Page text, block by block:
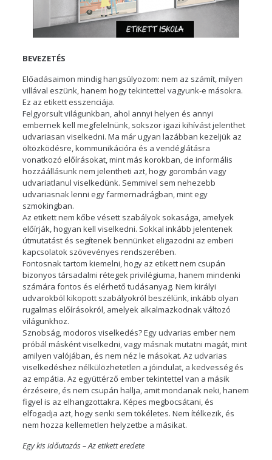
BEVEZETÉS
Előadásaimon mindig hangsúlyozom: nem az számít, milyen
villával eszünk, hanem hogy tekintettel vagyunk-e másokra.
Ez az etikett esszenciája.
Felgyorsult világunkban, ahol annyi helyen és annyi
embernek kell megfelelnünk, sokszor igazi kihívást jelenthet
udvariasan viselkedni. Ma már ugyan lazábban kezeljük az
öltözködésre, kommunikációra és a vendéglátásra
vonatkozó előírásokat, mint más korokban, de informális
hozzáállásunk nem jelentheti azt, hogy gorombán vagy
udvariatlanul viselkedünk. Semmivel sem nehezebb
udvariasnak lenni egy farmernadrágban, mint egy
szmokingban.
Az etikett nem kőbe vésett szabályok sokasága, amelyek
előírják, hogyan kell viselkedni. Sokkal inkább jelentenek
útmutatást és segítenek bennünket eligazodni az emberi
kapcsolatok szövevényes rendszerében.
Fontosnak tartom kiemelni, hogy az etikett nem csupán
bizonyos társadalmi rétegek privilégiuma, hanem mindenki
számára fontos és elérhető tudásanyag. Nem királyi
udvarokból kikopott szabályokról beszélünk, inkább olyan
rugalmas előírásokról, amelyek alkalmazkodnak változó
világunkhoz.
Sznobság, modoros viselkedés? Egy udvarias ember nem
próbál másként viselkedni, vagy másnak mutatni magát, mint
amilyen valójában, és nem néz le másokat. Az udvarias
viselkedéshez nélkülözhetetlen a jóindulat, a kedvesség és
az empátia. Az együttérző ember tekintettel van a másik
érzéseire, és nem csupán hallja, amit mondanak neki, hanem
figyel is az elhangzottakra. Képes megbocsátani, és
elfogadja azt, hogy senki sem tökéletes. Nem ítélkezik, és
nem hozza kellemetlen helyzetbe a másikat.
Egy kis időutazás – Az etikett eredete